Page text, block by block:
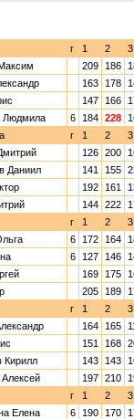
г 1 2
3
209 186
163 178
147 166
Людмила
6 184 228
г 1 2
3
126 200
Даниил
141 155
192 161
144 222
г 1 2
3
6 172 164
6 127 146
169 175
205 189
г 1 2
3
164 165
151 168
143 143
197 210
г 1 2
3
Елена
6 190 170